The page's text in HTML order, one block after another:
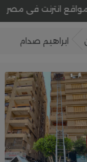
مصر تصميم
ابراهيم صدام